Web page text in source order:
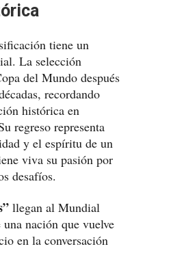
tiene un
La selección
del Mundo después
recordando
histórica en
regreso representa
y el espíritu de un
viva su pasión por
desafíos.
llegan al Mundial
nación que vuelve
en la conversación